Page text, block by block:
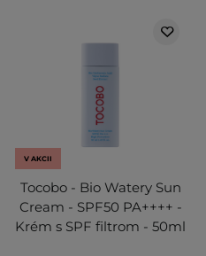
V AKCII
Tocobo - Bio Watery Sun
Cream - SPF50 PA++++ -
Krém s SPF filtrom - 50ml